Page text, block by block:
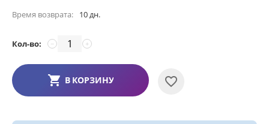
Время возврата: 10 дн.
Кол-во: +
−
В КОРЗИНУ